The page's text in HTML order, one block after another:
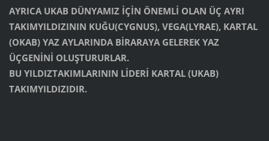
AYRICA UKAB DÜNYAMIZ İÇİN ÖNEMLİ OLAN ÜÇ AYRI
TAKIMYILDIZININ KUĞU(CYGNUS), VEGA(LYRAE), KARTAL
(OKAB) YAZ AYLARINDA BİRARAYA GELEREK YAZ
ÜÇGENİNİ OLUŞTURURLAR.
BU YILDIZTAKIMLARININ LİDERİ KARTAL (UKAB)
TAKIMYILDIZIDIR.